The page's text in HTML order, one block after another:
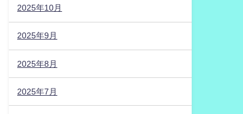
2025年10月
2025年9月
2025年8月
2025年7月